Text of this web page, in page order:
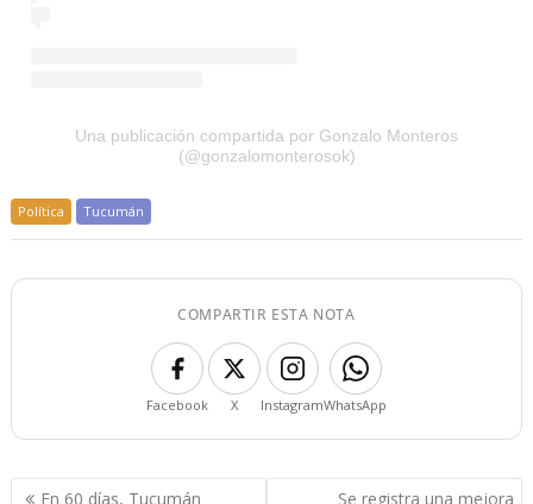
Una publicación compartida por Gonzalo Monteros
(@gonzalomonterosok)
Política Tucumán
COMPARTIR ESTA NOTA
Facebook X InstagramWhatsApp
Navegación
En 60 días, Tucumán Se registra una mejora